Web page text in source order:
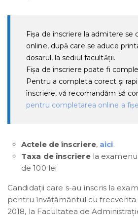
Fișa de înscriere la admitere se
online, după care se aduce
dosarul, la sediul facultății.
Fişa de înscriere poate fi
Pentru a completa corect şi
înscriere, vă recomandăm să
pentru completarea online a
Actele de înscriere, aici.
Taxa de înscrierela
de 100 lei
Candidații care s-au înscris la
pentru învățământul cu frecventa
2018, la Facultatea de